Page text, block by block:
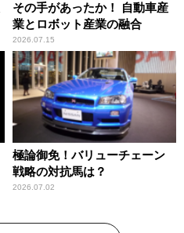
その手があったか！ 自動車産
業とロボット産業の融合
2026.07.15
極論御免！バリューチェーン
戦略の対抗馬は？
2026.07.02